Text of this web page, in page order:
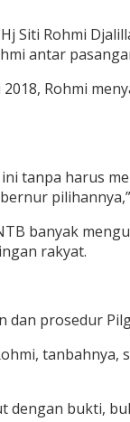
Siti Rohmi
antar
Rohmi
tanpa harus
banyak
rakyat.
dan prosedur
bukti,